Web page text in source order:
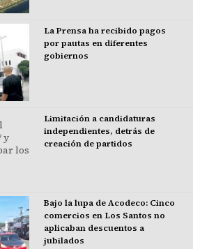
La Prensa ha recibido pagos
por pautas en diferentes
gobiernos
Limitación a candidaturas
independientes, detrás de
creación de partidos
Bajo la lupa de Acodeco: Cinco
comercios en Los Santos no
aplicaban descuentos a
jubilados